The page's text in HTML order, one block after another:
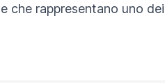
che rappresentano uno